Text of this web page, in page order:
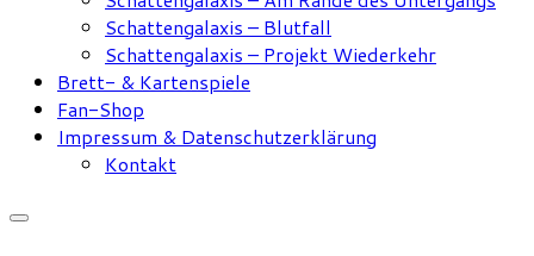
Schattengalaxis – Blutfall
Schattengalaxis – Projekt Wiederkehr
Brett- & Kartenspiele
Fan-Shop
Impressum & Datenschutzerklärung
Kontakt